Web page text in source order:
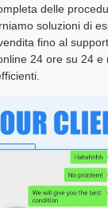
delle
soluzioni di
fino al
24 ore su 24 e